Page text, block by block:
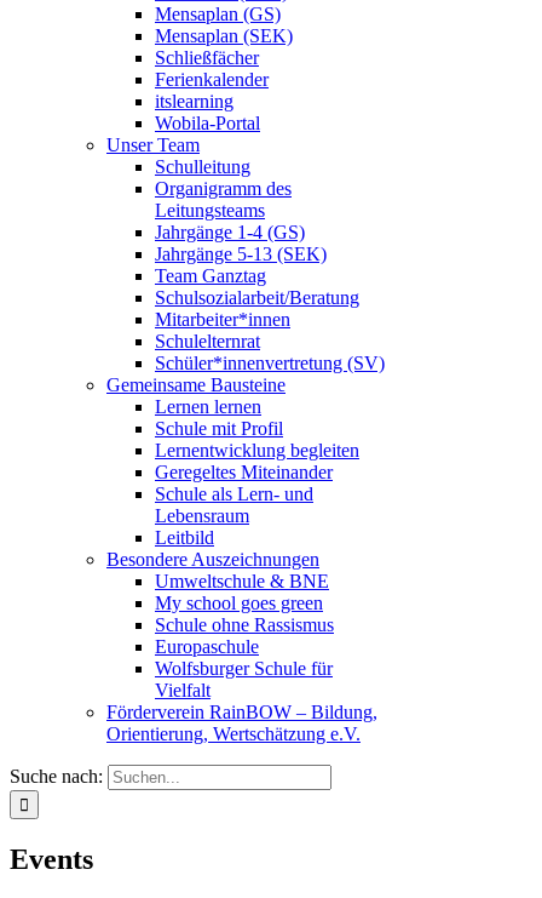
Mensaplan (GS)
Mensaplan (SEK)
Schließfächer
Ferienkalender
itslearning
Wobila-Portal
Unser Team
Schulleitung
Organigramm des
Leitungsteams
Jahrgänge 1-4 (GS)
Jahrgänge 5-13 (SEK)
Team Ganztag
Schulsozialarbeit/Beratung
Mitarbeiter*innen
Schulelternrat
Schüler*innenvertretung (SV)
Gemeinsame Bausteine
Lernen lernen
Schule mit Profil
Lernentwicklung begleiten
Geregeltes Miteinander
Schule als Lern- und
Lebensraum
Leitbild
Besondere Auszeichnungen
Umweltschule & BNE
My school goes green
Schule ohne Rassismus
Europaschule
Wolfsburger Schule für
Vielfalt
Förderverein RainBOW – Bildung,
Orientierung, Wertschätzung e.V.
Suche nach:
Events